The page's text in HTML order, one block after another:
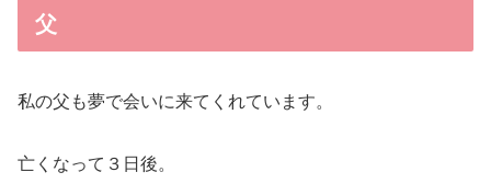
父
私の父も夢で会いに来てくれています。
亡くなって３日後。